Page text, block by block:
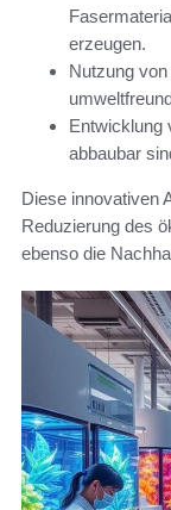
erzeugen.
Nutzung
Entwicklung
abbaubar
Diese innovativen
Reduzierung des
ebenso die